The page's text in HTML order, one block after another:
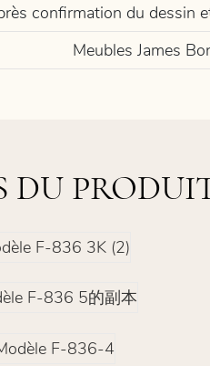
confirmation du dessin
Meubles James
DU